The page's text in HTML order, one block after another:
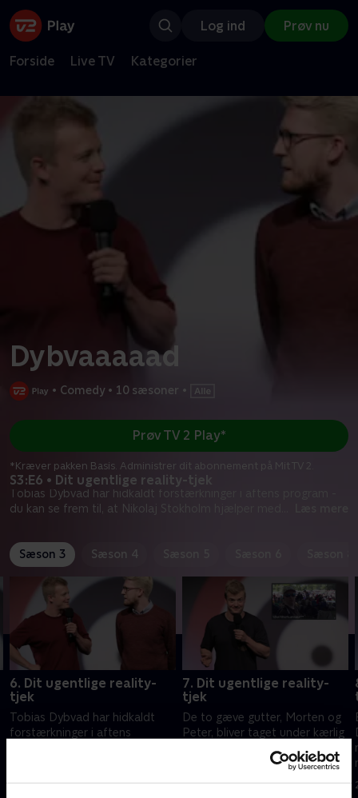
Log ind Prøv nu
Forside Live TV Kategorier
Dybvaaaaad
• Comedy • 10 sæsoner •
S3:E6 • Dit ugentlige reality-tjek
Tobias Dybvad har hidkaldt forstærkninger i aftens program -
du kan se frem til, at Nikolaj Stokholm hjælper med
Prøv TV 2 Play*
*Kræver pakken Basis. Administrer dit abonnement på Mit TV 2.
Sæson 3 Sæson 4
6. Dit ugentlige reality-
tjek
Tobias Dybvad har hidkaldt
forstærkninger i aftens
7. oktober 2013 • 21 min
7. Dit ugentlige reality-
tjek
De to gæve gutter, Morten og
Peter, bliver taget under kærlig
denne uges afsnit!
14. oktober 2013 • 25 min